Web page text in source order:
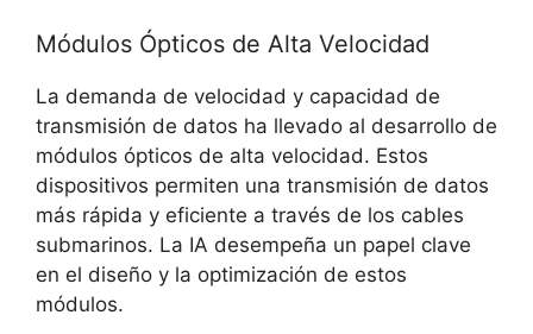
Módulos Ópticos de Alta Velocidad
La demanda de velocidad y capacidad de
transmisión de datos ha llevado al desarrollo de
módulos ópticos de alta velocidad. Estos
dispositivos permiten una transmisión de datos
más rápida y eficiente a través de los cables
submarinos. La IA desempeña un papel clave
en el diseño y la optimización de estos
módulos.